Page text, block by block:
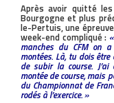
Après avoir quitté
Bourgogne et plus
le-Pertuis, une
week-end compliqué :
manches du CFM on
montées. Là, tu dois
de subir la course.
montée de course, mais
du Championnat de
rodés à l’exercice. »